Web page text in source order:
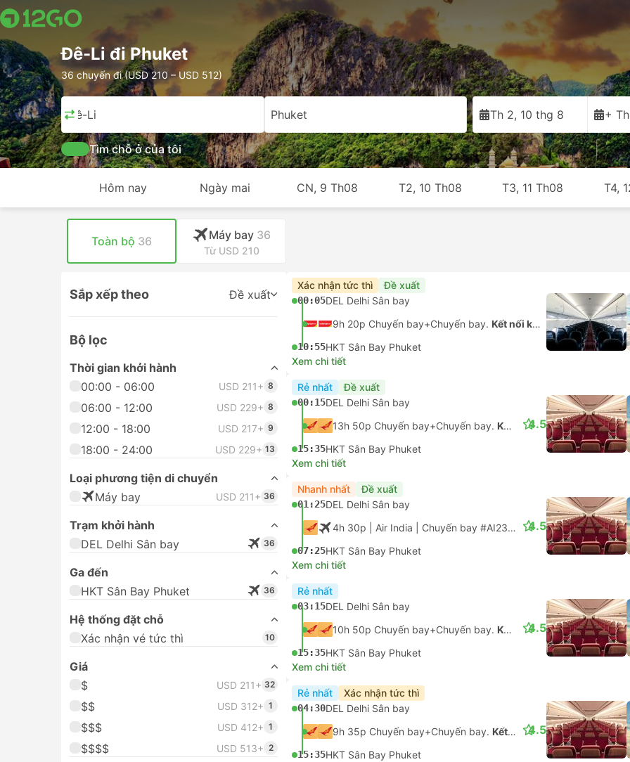
Đê-Li đi Phuket
36 chuyến đi (USD 210 – USD 512)
Đê-Li Phuket Th 2, 10 thg 8 +
Tìm chỗ ở của tôi
Hôm nay Ngày mai CN, 9 Th08 T2, 10 Th08 T3, 11 Th08 T4,
Toàn bộ 36 Máy bay 36
Từ USD 210
Sắp xếp theo Đề xuất
Bộ lọc
Thời gian khởi hành
00:00 - 06:00
USD 211+ 8
06:00 - 12:00 USD 229+ 8
12:00 - 18:00 USD 217+ 9
18:00 - 24:00 USD 229+ 13
Loại phương tiện di chuyển
Máy bay
USD 211+ 36
Trạm khởi hành
DEL Delhi Sân bay
36
Ga đến
HKT Sân Bay Phuket
36
Hệ thống đặt chỗ
Xác nhận vé tức thì
10
Giá
$
USD 211+ 32
$$ USD 312+ 1
$$$ USD 412+ 1
$$$$ USD 513+ 2
Xác nhận tức thì Đề xuất
00:05DEL Delhi Sân bay
9h 20p Chuyến bay+Chuyến bay. Kết nối không được đảm bảo
10:55HKT Sân Bay Phuket
Xem chi tiết
Rẻ nhất Đề xuất
00:15DEL Delhi Sân bay
13h 50p Chuyến bay+Chuyến bay. Kết nối không được đảm bảo
15:35HKT Sân Bay Phuket
4.5
Xem chi tiết
Nhanh nhất Đề xuất
01:25DEL Delhi Sân bay
4h 30p | Air India Chuyến bay #AI2378 |Tiết kiệm
07:25HKT Sân Bay Phuket
4.5
Xem chi tiết
Rẻ nhất
03:15DEL Delhi Sân bay
10h 50p Chuyến bay+Chuyến bay. Kết nối không được đảm bảo
15:35HKT Sân Bay Phuket
4.5
Xem chi tiết
Rẻ nhất Xác nhận tức thì
04:30DEL Delhi Sân bay
9h 35p Chuyến bay+Chuyến bay. Kết nối không được đảm bảo
15:35HKT Sân Bay Phuket
4.5